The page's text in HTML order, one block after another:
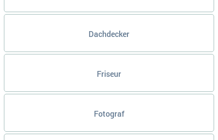
Dachdecker
Friseur
Fotograf